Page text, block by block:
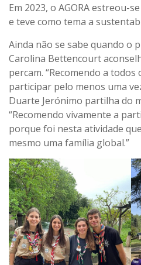
Em 2023, o AGORA estreou-
e teve como tema a
Ainda não se sabe quando o
Carolina Bettencourt
percam. “Recomendo a todos
participar pelo menos uma
Duarte Jerónimo partilha do
“Recomendo vivamente a
porque foi nesta atividade
mesmo uma família global.”